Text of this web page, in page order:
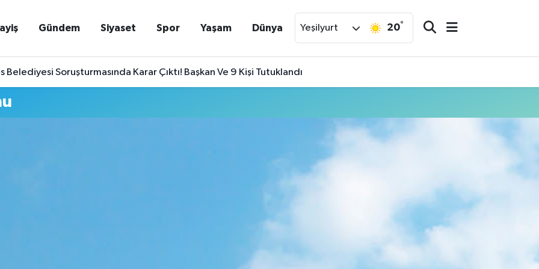
Gündem Siyaset Spor Yaşam Dünya Yeşilyurt 20°
Soruşturmasında Karar Çıktı! Başkan Ve 9 Kişi Tutuklandı